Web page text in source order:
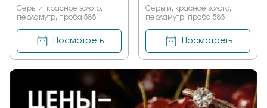
Серьги, красное золото,
перламутр, проба 585
Посмотреть
Серьги, красное золото,
перламутр, проба 585
Посмотреть